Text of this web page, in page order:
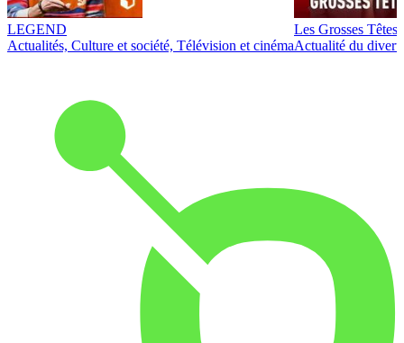
LEGEND
Actualités, Culture et société, Télévision et cinéma
Les Grosses Têtes
Actualité du